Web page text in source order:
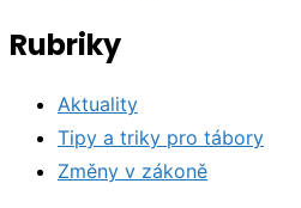
Rubriky
Aktuality
Tipy a triky pro tábory
Změny v zákoně